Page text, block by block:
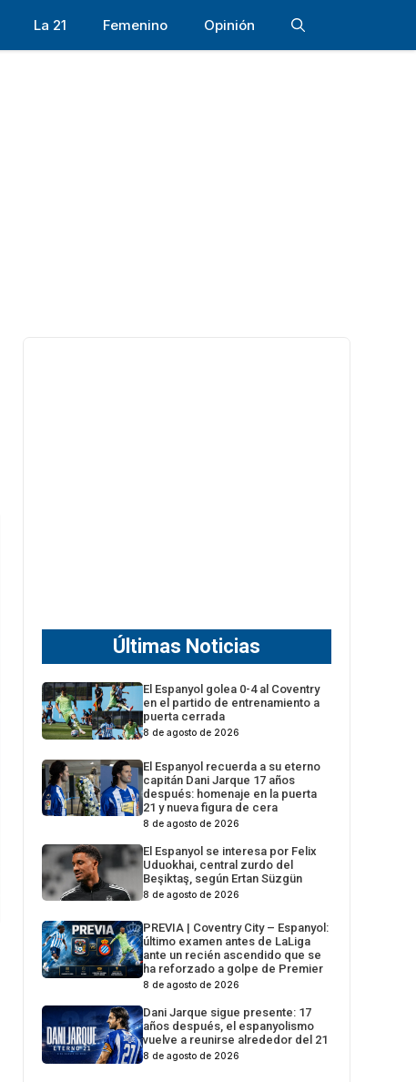
La 21 Femenino Opinión
Últimas Noticias
El Espanyol golea 0-4 al Coventry
en el partido de entrenamiento a
puerta cerrada
8 de agosto de 2026
El Espanyol recuerda a su eterno
capitán Dani Jarque 17 años
después: homenaje en la puerta
21 y nueva figura de cera
8 de agosto de 2026
El Espanyol se interesa por Felix
Uduokhai, central zurdo del
Beşiktaş, según Ertan Süzgün
8 de agosto de 2026
PREVIA | Coventry City – Espanyol:
último examen antes de LaLiga
ante un recién ascendido que se
ha reforzado a golpe de Premier
8 de agosto de 2026
Dani Jarque sigue presente: 17
años después, el espanyolismo
vuelve a reunirse alrededor del 21
8 de agosto de 2026